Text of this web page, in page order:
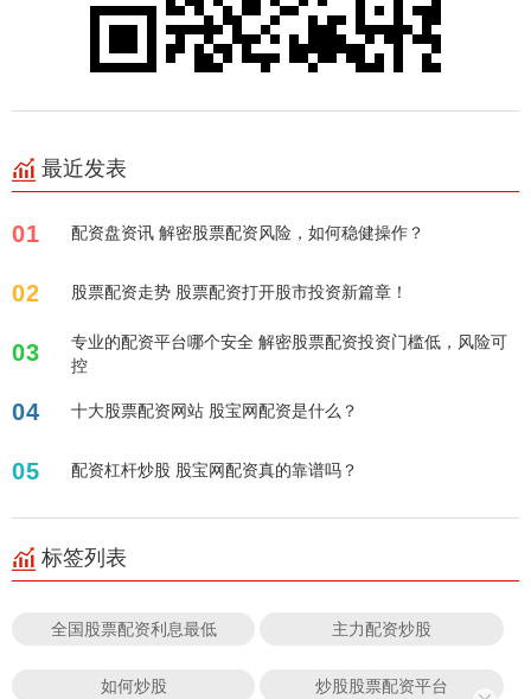
最近发表
01 配资盘资讯 解密股票配资风险，如何稳健操作？
02 股票配资走势 股票配资打开股市投资新篇章！
03
专业的配资平台哪个安全 解密股票配资投资门槛低，风险可
控
04 十大股票配资网站 股宝网配资是什么？
05 配资杠杆炒股 股宝网配资真的靠谱吗？
标签列表
全国股票配资利息最低 主力配资炒股
如何炒股 炒股股票配资平台